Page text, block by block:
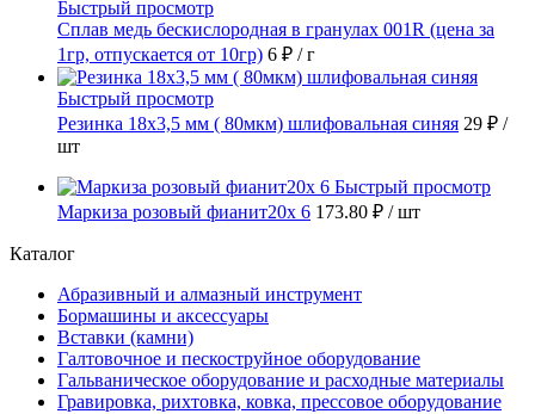
Быстрый просмотр
Сплав медь бескислородная в гранулах 001R (цена за
1гр, отпускается от 10гр) 6 ₽ / г
Быстрый просмотр
Резинка 18х3,5 мм ( 80мкм) шлифовальная синяя 29 ₽ /
шт
Быстрый просмотр
Маркиза розовый фианит20х 6 173.80 ₽ / шт
Каталог
Абразивный и алмазный инструмент
Бормашины и аксессуары
Вставки (камни)
Галтовочное и пескоструйное оборудование
Гальваническое оборудование и расходные материалы
Гравировка, рихтовка, ковка, прессовое оборудование